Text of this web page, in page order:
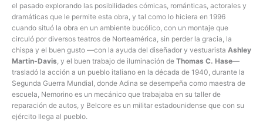
el pasado explorando las posibilidades cómicas, románticas, actorales y
dramáticas que le permite esta obra, y tal como lo hiciera en 1996
cuando situó la obra en un ambiente bucólico, con un montaje que
circuló por diversos teatros de Norteamérica, sin perder la gracia, la
chispa y el buen gusto —con la ayuda del diseñador y vestuarista Ashley
Martin-Davis , y el buen trabajo de iluminación de Thomas C. Hase—
trasladó la acción a un pueblo italiano en la década de 1940, durante la
Segunda Guerra Mundial, donde Adina se desempeña como maestra de
escuela, Nemorino es un mecánico que trabajaba en su taller de
reparación de autos, y Belcore es un militar estadounidense que con su
ejército llega al pueblo.